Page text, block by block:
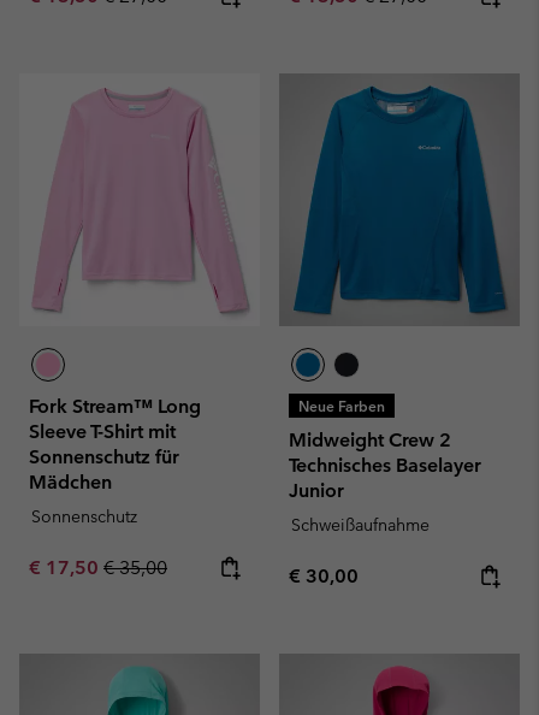
Fork Stream™ Long
Sleeve T-Shirt mit
Sonnenschutz für
Mädchen
Sonnenschutz
Sale price:
€ 17,50 Regular price:
€ 35,00
Neue Farben
Midweight Crew 2
Technisches Baselayer
Junior
Schweißaufnahme
Regular price:
€ 30,00